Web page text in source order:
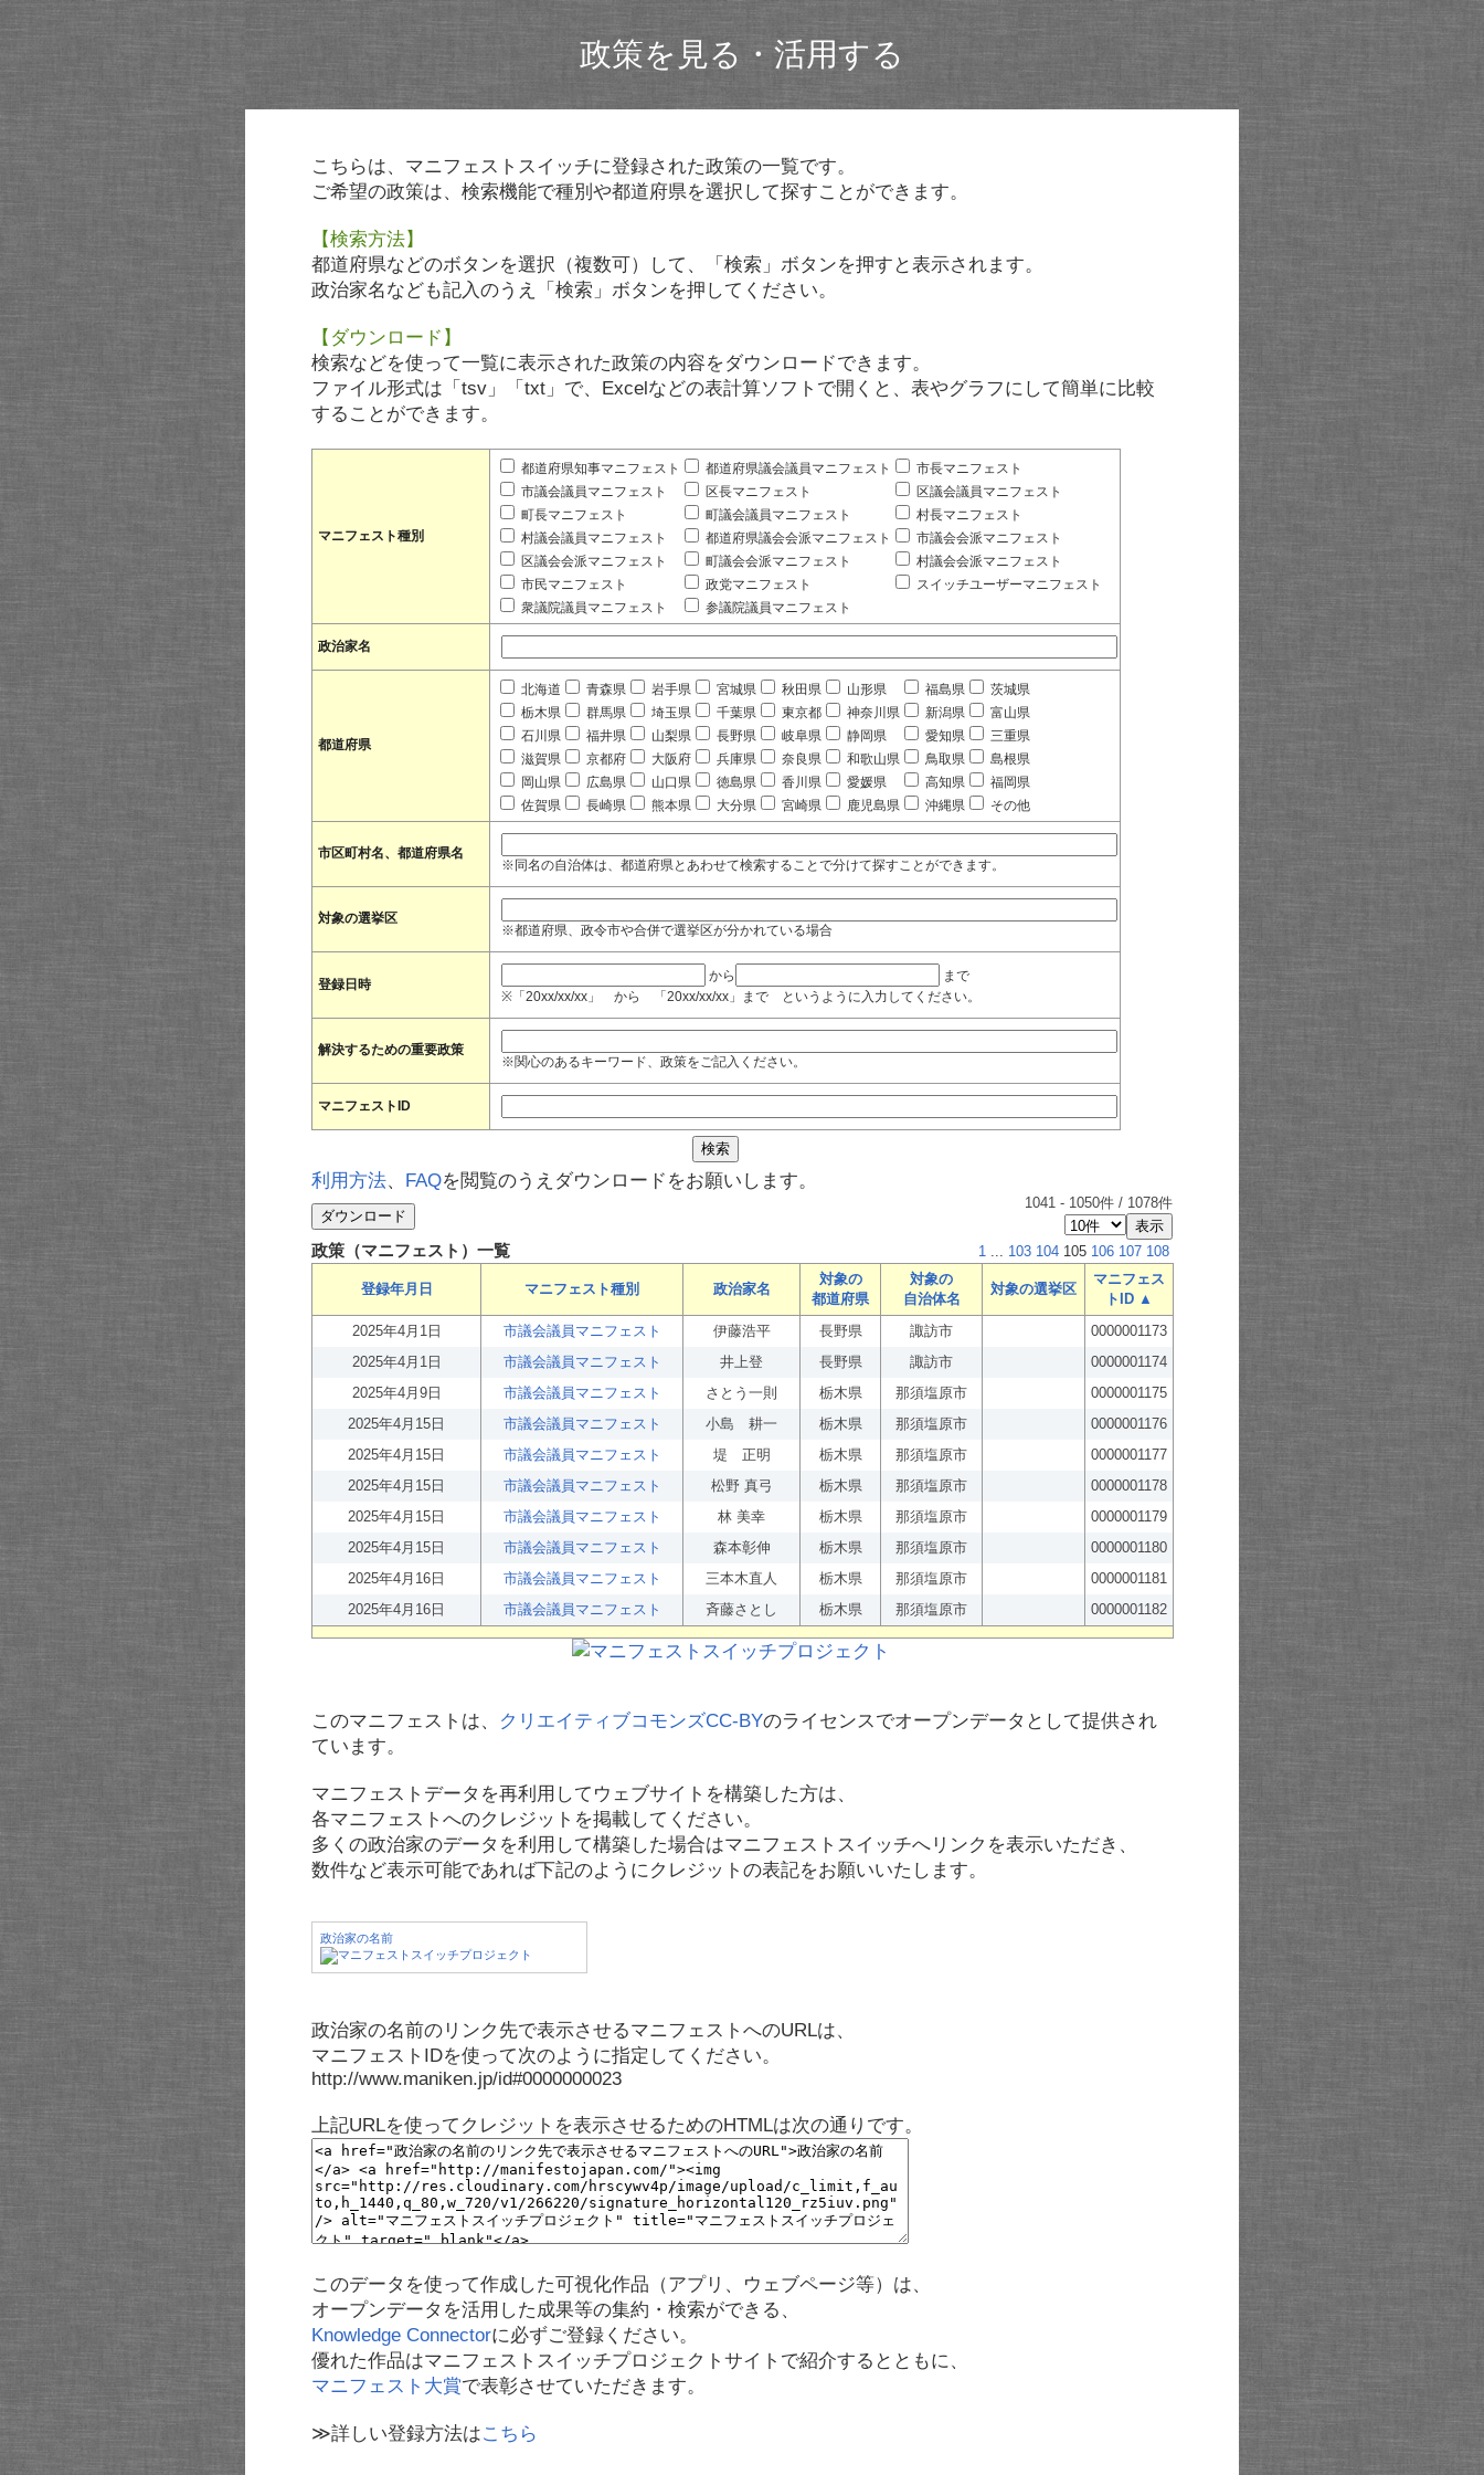
政策を見る・活用する
こちらは、マニフェストスイッチに登録された政策の一覧です。
ご希望の政策は、検索機能で種別や都道府県を選択して探すことができます。
【検索方法】
都道府県などのボタンを選択（複数可）して、「検索」ボタンを押すと表示されます。
政治家名なども記入のうえ「検索」ボタンを押してください。
【ダウンロード】
検索などを使って一覧に表示された政策の内容をダウンロードできます。
ファイル形式は「tsv」「txt」で、Excelなどの表計算ソフトで開くと、表やグラフにして簡単に比較
することができます。
マニフェスト種別
都道府県知事マニフェスト 都道府県議会議員マニフェスト
市長マニフェスト
市議会議員マニフェスト
区長マニフェスト
区議会議員マニフェスト
町長マニフェスト
町議会議員マニフェスト
村長マニフェスト
村議会議員マニフェスト
都道府県議会会派マニフェスト
市議会会派マニフェスト
区議会会派マニフェスト
町議会会派マニフェスト
村議会会派マニフェスト
市民マニフェスト
政党マニフェスト
スイッチユーザーマニフェスト
衆議院議員マニフェスト
参議院議員マニフェスト
政治家名
都道府県
北海道 青森県 岩手県 宮城県 秋田県 山形県 福島県
茨城県
栃木県
群馬県 埼玉県 千葉県 東京都 神奈川県 新潟県
富山県
石川県
福井県 山梨県 長野県 岐阜県 静岡県 愛知県
三重県
滋賀県
京都府 大阪府 兵庫県 奈良県 和歌山県 鳥取県
島根県
岡山県
広島県 山口県 徳島県 香川県 愛媛県 高知県
福岡県
佐賀県
長崎県 熊本県 大分県 宮崎県 鹿児島県 沖縄県 その他
市区町村名、都道府県名
※同名の自治体は、都道府県とあわせて検索することで分けて探すことができます。
対象の選挙区
※都道府県、政令市や合併で選挙区が分かれている場合
登録日時
から
まで
※「20xx/xx/xx」 から 「20xx/xx/xx」まで というように入力してください。
解決するための重要政策
※関心のあるキーワード、政策をご記入ください。
マニフェストID
利用方法、 FAQを閲覧のうえダウンロードをお願いします。
1041 - 1050件 / 1078件
政策（マニフェスト）一覧 1 ... 103 104 105 106 107 108
登録年月日 マニフェスト種別 政治家名
対象の
都道府県
対象の
自治体名
対象の選挙区
マニフェス
トID ▲
2025年4月1日
市議会議員マニフェスト 伊藤浩平 長野県 諏訪市
0000001173
2025年4月1日
市議会議員マニフェスト 井上登 長野県 諏訪市
0000001174
2025年4月9日
市議会議員マニフェスト さとう一則 栃木県 那須塩原市
0000001175
2025年4月15日
市議会議員マニフェスト 小島 耕一 栃木県 那須塩原市
0000001176
2025年4月15日
市議会議員マニフェスト 堤 正明 栃木県 那須塩原市
0000001177
2025年4月15日
市議会議員マニフェスト 松野 真弓 栃木県 那須塩原市
0000001178
2025年4月15日
市議会議員マニフェスト 林 美幸 栃木県 那須塩原市
0000001179
2025年4月15日
市議会議員マニフェスト 森本彰伸 栃木県 那須塩原市
0000001180
2025年4月16日
市議会議員マニフェスト 三本木直人 栃木県 那須塩原市
0000001181
2025年4月16日
市議会議員マニフェスト 斉藤さとし 栃木県 那須塩原市 0000001182
このマニフェストは、 クリエイティブコモンズCC-BYのライセンスでオープンデータとして提供され
ています。
マニフェストデータを再利用してウェブサイトを構築した方は、
各マニフェストへのクレジットを掲載してください。
多くの政治家のデータを利用して構築した場合はマニフェストスイッチへリンクを表示いただき、
数件など表示可能であれば下記のようにクレジットの表記をお願いいたします。
政治家の名前
政治家の名前のリンク先で表示させるマニフェストへのURLは、
マニフェストIDを使って次のように指定してください。
http://www.maniken.jp/id#0000000023
上記URLを使ってクレジットを表示させるためのHTMLは次の通りです。
このデータを使って作成した可視化作品（アプリ、ウェブページ等）は、
オープンデータを活用した成果等の集約・検索ができる、
Knowledge Connectorに必ずご登録ください。
優れた作品はマニフェストスイッチプロジェクトサイトで紹介するとともに、
マニフェスト大賞で表彰させていただきます。
≫詳しい登録方法はこちら